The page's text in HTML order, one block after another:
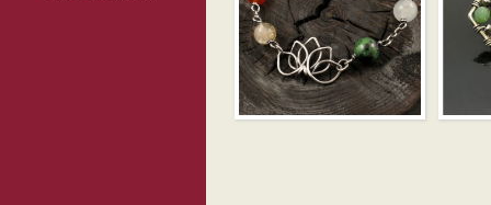
KWIAT LOTOSU I 7
CZAKR –
BRANSOLETKA